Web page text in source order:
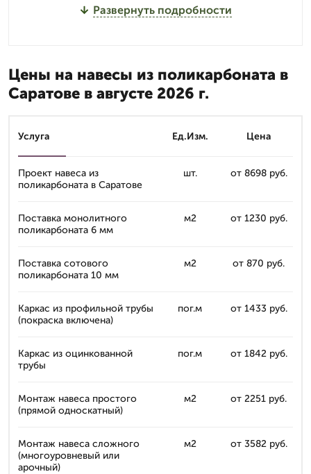
Развернуть подробности
Цены на навесы из поликарбоната в
Саратове в августе 2026 г.
Услуга Ед.Изм. Цена
Проект навеса из
поликарбоната в Саратове
шт. от 8698 руб.
Поставка монолитного
поликарбоната 6 мм
м2 от 1230 руб.
Поставка сотового
поликарбоната 10 мм
м2 от 870 руб.
Каркас из профильной трубы
(покраска включена)
пог.м от 1433 руб.
Каркас из оцинкованной
трубы
пог.м от 1842 руб.
Монтаж навеса простого
(прямой односкатный)
м2 от 2251 руб.
Монтаж навеса сложного
(многоуровневый или
арочный)
м2 от 3582 руб.